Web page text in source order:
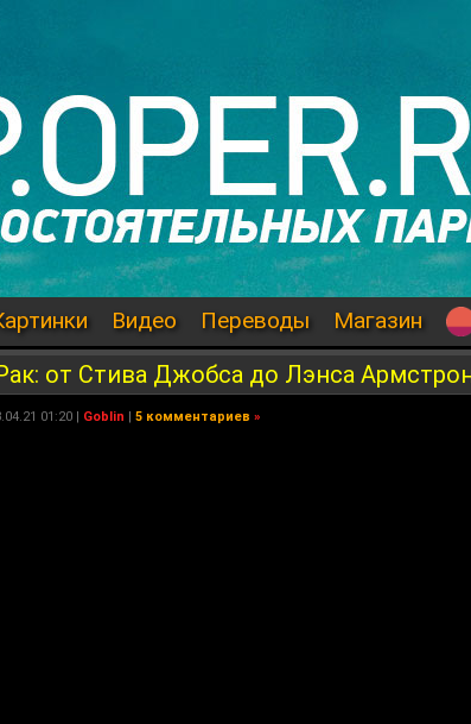
Видео Переводы Магазин
от Стива Джобса до Лэнса
01:20 | Goblin | 5 комментариев »